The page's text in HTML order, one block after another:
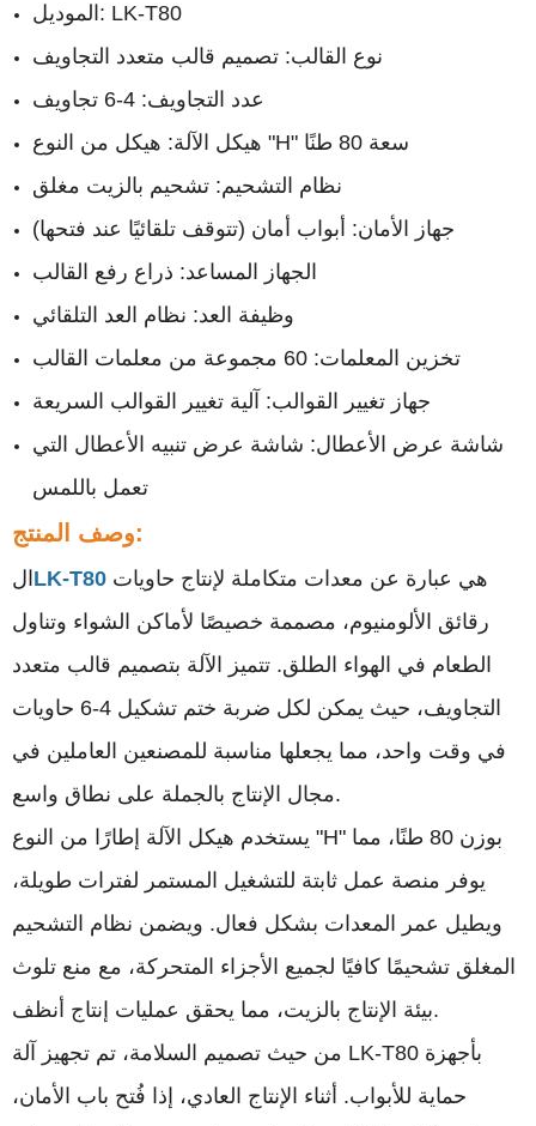
الموديل: LK-T80
نوع القالب: تصميم قالب متعدد التجاويف
عدد التجاويف: 4-6 تجاويف
هيكل الآلة: هيكل من النوع "H" سعة 80 طنًا
نظام التشحيم: تشحيم بالزيت مغلق
جهاز الأمان: أبواب أمان (تتوقف تلقائيًا عند فتحها)
الجهاز المساعد: ذراع رفع القالب
وظيفة العد: نظام العد التلقائي
تخزين المعلمات: 60 مجموعة من معلمات القالب
جهاز تغيير القوالب: آلية تغيير القوالب السريعة
شاشة عرض الأعطال: شاشة عرض تنبيه الأعطال التي
تعمل باللمس
وصف المنتج:
ال LK-T80
رقائق الألومنيوم، مصممة خصيصًا لأماكن الشواء وتناول
الطعام في الهواء الطلق. تتميز الآلة بتصميم قالب متعدد
التجاويف، حيث يمكن لكل ضربة ختم تشكيل 4-6 حاويات
في وقت واحد، مما يجعلها مناسبة للمصنعين العاملين في
مجال الإنتاج بالجملة على نطاق واسع.
يستخدم هيكل الآلة إطارًا من النوع "H" بوزن 80 طنًا، مما
يوفر منصة عمل ثابتة للتشغيل المستمر لفترات طويلة،
ويطيل عمر المعدات بشكل فعال. ويضمن نظام التشحيم
المغلق تشحيمًا كافيًا لجميع الأجزاء المتحركة، مع منع تلوث
بيئة الإنتاج بالزيت، مما يحقق عمليات إنتاج أنظف.
من حيث تصميم السلامة، تم تجهيز آلة LK-T80 بأجهزة
حماية للأبواب. أثناء الإنتاج العادي، إذا فُتح باب الأمان،